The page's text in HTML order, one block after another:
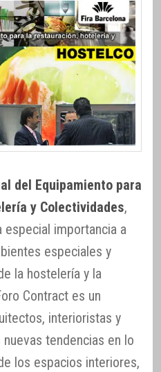
del Equipamiento para
y Colectividades,
especial importancia a
especiales y
la hostelería y la
Contract es un
interioristas y
tendencias en lo
los espacios interiores,